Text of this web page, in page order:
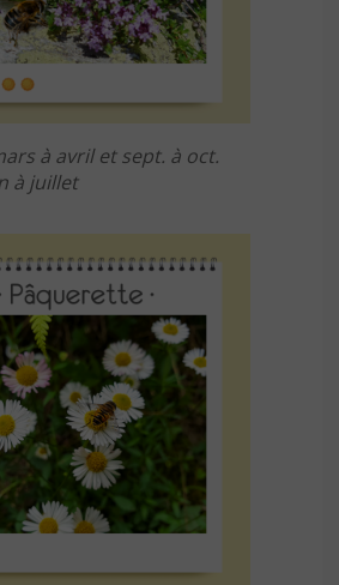
à avril et sept. à oct.
à juillet